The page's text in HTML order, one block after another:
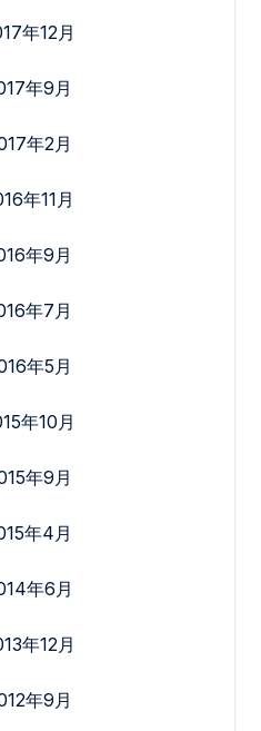
年12月
年9月
年2月
年11月
年9月
年7月
年5月
年10月
年9月
年4月
年6月
年12月
年9月